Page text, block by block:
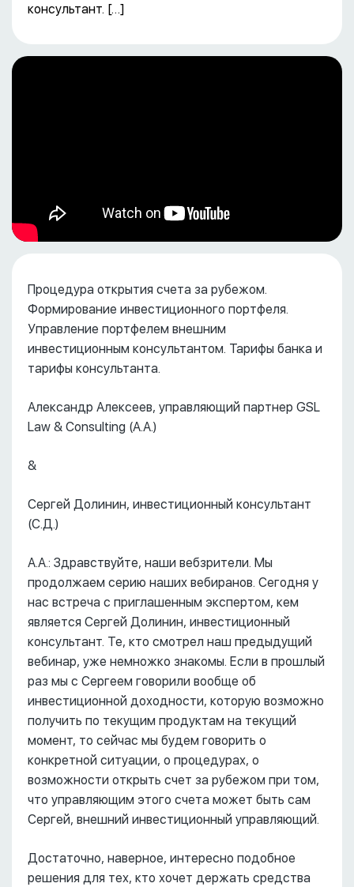
консультант. […]
Процедура открытия счета за рубежом.
Формирование инвестиционного портфеля.
Управление портфелем внешним
инвестиционным консультантом. Тарифы банка и
тарифы консультанта.
Александр Алексеев, управляющий партнер GSL
Law & Consulting (А.А.)
&
Сергей Долинин, инвестиционный консультант
(С.Д.)
А.А.: Здравствуйте, наши вебзрители. Мы
продолжаем серию наших вебиранов. Сегодня у
нас встреча с приглашенным экспертом, кем
является Сергей Долинин, инвестиционный
консультант. Те, кто смотрел наш предыдущий
вебинар, уже немножко знакомы. Если в прошлый
раз мы с Сергеем говорили вообще об
инвестиционной доходности, которую возможно
получить по текущим продуктам на текущий
момент, то сейчас мы будем говорить о
конкретной ситуации, о процедурах, о
возможности открыть счет за рубежом при том,
что управляющим этого счета может быть сам
Сергей, внешний инвестиционный управляющий.
Достаточно, наверное, интересно подобное
решения для тех, кто хочет держать средства